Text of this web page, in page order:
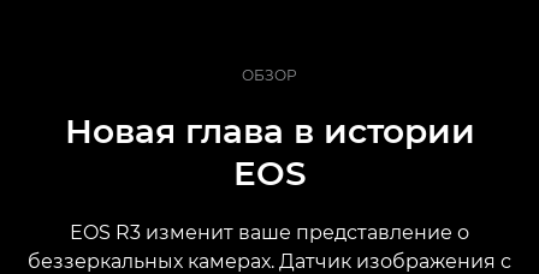
ОБЗОР
Новая глава в истории
EOS
EOS R3 изменит ваше представление о
беззеркальных камерах. Датчик изображения с